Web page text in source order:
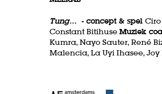
Tung... - concept & spel
Constant Bitihuse Muziek
Kumra, Nayo Sauter, René
Malencia, La Uyi Ihasee,